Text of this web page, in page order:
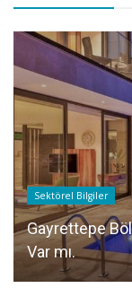
Sektörel Bilgiler
Gayrettepe
Var mı.